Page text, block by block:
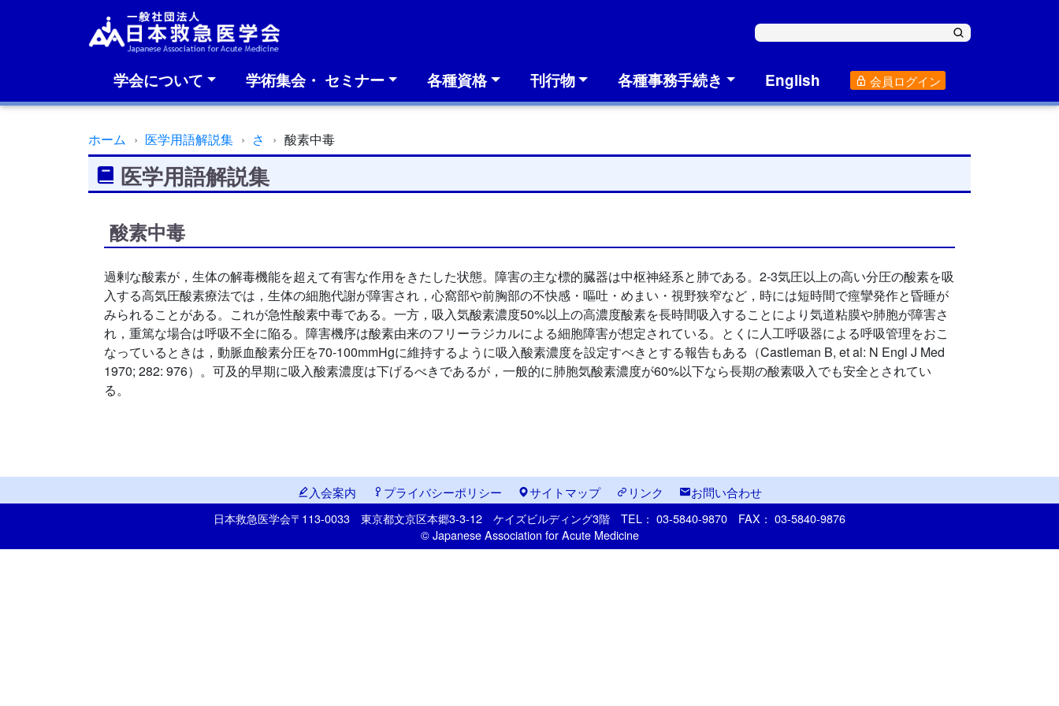
学会について 学術集会・ セミナー 各種資格 刊行物 各種事務手続き English 会員ログイン
ホーム 医学用語解説集 さ 酸素中毒
医学用語解説集
酸素中毒
過剰な酸素が，生体の解毒機能を超えて有害な作用をきたした状態。障害の主な標的臓器は中枢神経系と肺である。2‐3気圧以上の高い分圧の酸素を吸
入する高気圧酸素療法では，生体の細胞代謝が障害され，心窩部や前胸部の不快感・嘔吐・めまい・視野狭窄など，時には短時間で痙攣発作と昏睡が
みられることがある。これが急性酸素中毒である。一方，吸入気酸素濃度50%以上の高濃度酸素を長時間吸入することにより気道粘膜や肺胞が障害さ
れ，重篤な場合は呼吸不全に陥る。障害機序は酸素由来のフリーラジカルによる細胞障害が想定されている。とくに人工呼吸器による呼吸管理をおこ
なっているときは，動脈血酸素分圧を70‐100mmHgに維持するように吸入酸素濃度を設定すべきとする報告もある（Castleman B, et al: N Engl J Med
1970; 282: 976）。可及的早期に吸入酸素濃度は下げるべきであるが，一般的に肺胞気酸素濃度が60%以下なら長期の酸素吸入でも安全とされてい
る。
入会案内 プライバシーポリシー サイトマップ リンク お問い合わせ
日本救急医学会〒113-0033 東京都文京区本郷3-3-12 ケイズビルディング3階 TEL： 03-5840-9870 FAX： 03-5840-9876
© Japanese Association for Acute Medicine